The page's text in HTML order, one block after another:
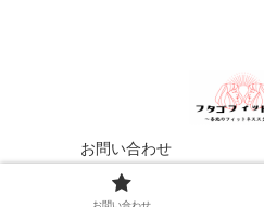
お問い合わせ
お問い合わせ